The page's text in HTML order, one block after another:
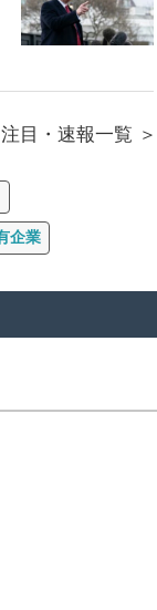
注目・速報一覧
企業